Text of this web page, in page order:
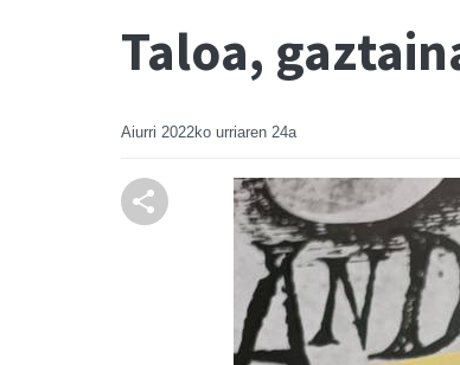
Taloa,
Aiurri 2022ko urriaren 24a